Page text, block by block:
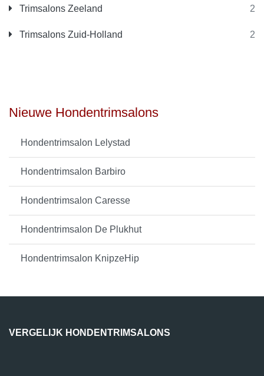
Trimsalons Zeeland 2
Trimsalons Zuid-Holland 2
Nieuwe Hondentrimsalons
Hondentrimsalon Lelystad
Hondentrimsalon Barbiro
Hondentrimsalon Caresse
Hondentrimsalon De Plukhut
Hondentrimsalon KnipzeHip
VERGELIJK HONDENTRIMSALONS